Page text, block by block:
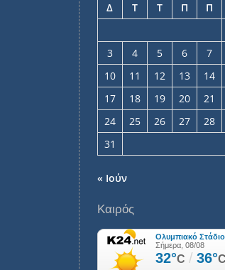
Δ
Τ Τ Π Π
3
4 5 6 7
10
11 12 13 14
17
18 19 20 21
24
25 26 27 28
31
« Ιούν
Καιρός